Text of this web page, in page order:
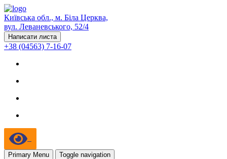
Київська обл., м. Біла Церква,
вул. Леваневського, 52/4
Написати листа
+38 (04563) 7-16-07
Primary Menu Toggle navigation